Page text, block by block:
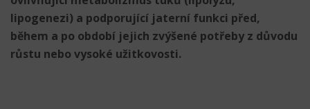
lipogenezi) a podporující jaterní funkci před,
během a po období jejich zvýšené potřeby z důvodu
růstu nebo vysoké užitkovosti.